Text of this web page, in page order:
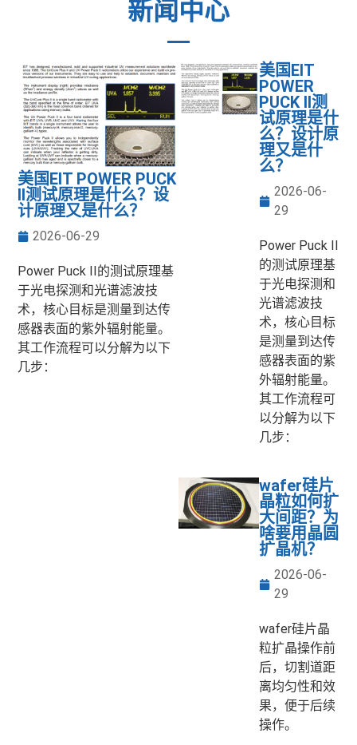
新闻中心
美国EIT POWER PUCK
II测试原理是什么？设
计原理又是什么？
2026-06-29
Power Puck II的测试原理基
于光电探测和光谱滤波技
术，核心目标是测量到达传
感器表面的紫外辐射能量。
其工作流程可以分解为以下
几步：
美国EIT
POWER
PUCK II测
试原理是什
么？设计原
理又是什
么？
2026-06-
29
Power Puck II
的测试原理基
于光电探测和
光谱滤波技
术，核心目标
是测量到达传
感器表面的紫
外辐射能量。
其工作流程可
以分解为以下
几步：
wafer硅片
晶粒如何扩
大间距？为
啥要用晶圆
扩晶机？
2026-06-
29
wafer硅片晶
粒扩晶操作前
后，切割道距
离均匀性和效
果，便于后续
操作。